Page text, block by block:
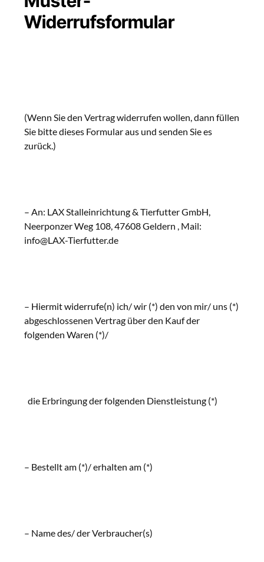
Widerrufsformular
(Wenn Sie den Vertrag widerrufen wollen, dann füllen
Sie bitte dieses Formular aus und senden Sie es
zurück.)
– An: LAX Stalleinrichtung & Tierfutter GmbH,
Neerponzer Weg 108, 47608 Geldern , Mail:
info@LAX-Tierfutter.de
– Hiermit widerrufe(n) ich/ wir (*) den von mir/ uns (*)
abgeschlossenen Vertrag über den Kauf der
folgenden Waren (*)/
die Erbringung der folgenden Dienstleistung (*)
– Bestellt am (*)/ erhalten am (*)
– Name des/ der Verbraucher(s)